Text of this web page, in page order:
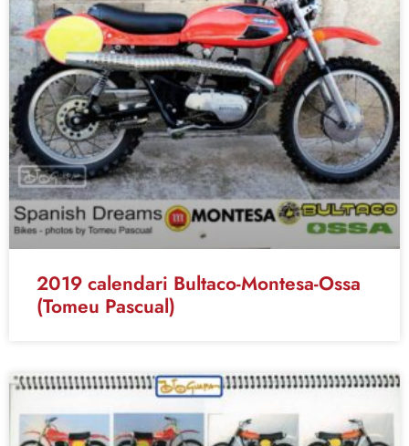
2019 calendari Bultaco-Montesa-Ossa
(Tomeu Pascual)